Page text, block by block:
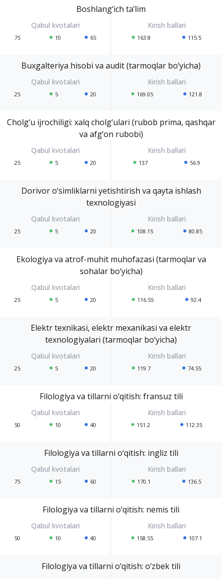
Boshlang‘ich ta’lim
75 10 65 163.8 115.5
Buxgalteriya hisobi va audit (tarmoqlar bo‘yicha)
25 5 20 169.05 121.8
Cholg‘u ijrochiligi: xalq cholg‘ulari (rubob prima, qashqar
va afg‘on rubobi)
25 5 20 137 56.9
Dorivor o‘simliklarni yetishtirish va qayta ishlash
texnologiyasi
25 5 20 108.15 80.85
Ekologiya va atrof-muhit muhofazasi (tarmoqlar va
sohalar bo‘yicha)
25 5 20 116.55 92.4
Elektr texnikasi, elektr mexanikasi va elektr
texnologiyalari (tarmoqlar bo‘yicha)
25 5 20 119.7 74.55
Filologiya va tillarni o‘qitish: fransuz tili
50 10 40 151.2 112.35
Filologiya va tillarni o‘qitish: ingliz tili
75 15 60 170.1 136.5
Filologiya va tillarni o‘qitish: nemis tili
50 10 40 158.55 107.1
Filologiya va tillarni o‘qitish: o‘zbek tili